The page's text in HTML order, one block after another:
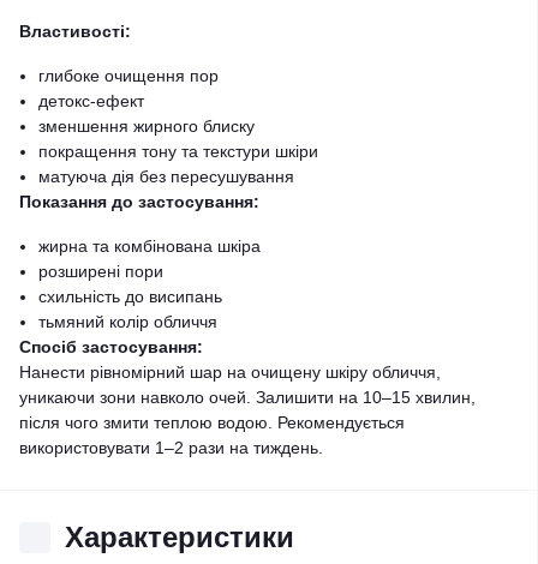
Властивості:
глибоке очищення пор
детокс-ефект
зменшення жирного блиску
покращення тону та текстури шкіри
матуюча дія без пересушування
Показання до застосування:
жирна та комбінована шкіра
розширені пори
схильність до висипань
тьмяний колір обличчя
Спосіб застосування:
Нанести рівномірний шар на очищену шкіру обличчя,
уникаючи зони навколо очей. Залишити на 10–15 хвилин,
після чого змити теплою водою. Рекомендується
використовувати 1–2 рази на тиждень.
Характеристики